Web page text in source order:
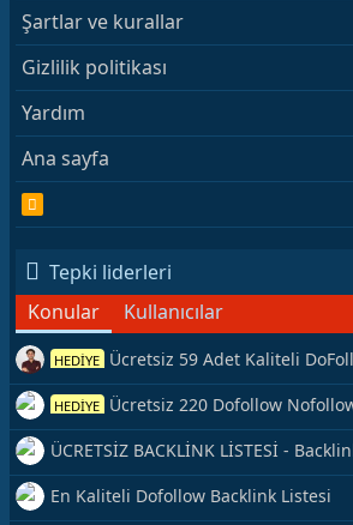
Şartlar ve kurallar
Gizlilik politikası
Yardım
Ana sayfa
S
Tepki liderleri
Konular
Kullanıcılar
HEDİYE Ücretsiz 59 Adet Kaliteli
Kaynağı Veriyorum.
HEDİYE Ücretsiz 220 Dofollow
Veriyorum
ÜCRETSİZ BACKLİNK LİSTESİ -
Hemen Yetiş!
En Kaliteli Dofollow Backlink Listesi